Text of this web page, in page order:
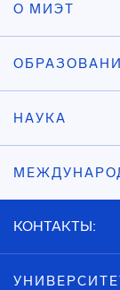
О МИЭТ
НАУКА
КОНТАКТЫ: